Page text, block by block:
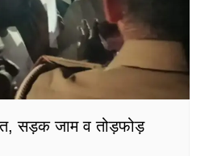
सड़क जाम व तोड़फोड़